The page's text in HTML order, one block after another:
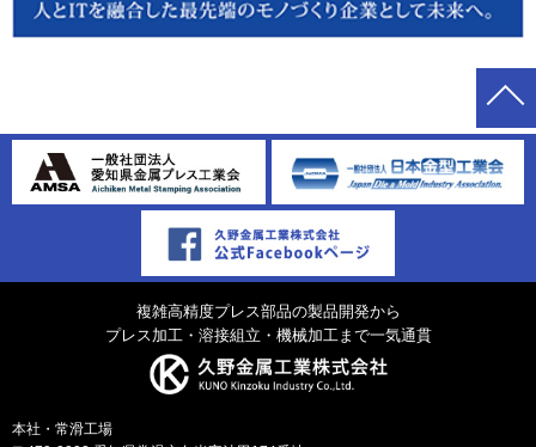
複雑高精度プレス部品の製品開発から
プレス加工・溶接組立・機械加工まで一気通貫
本社・常滑工場